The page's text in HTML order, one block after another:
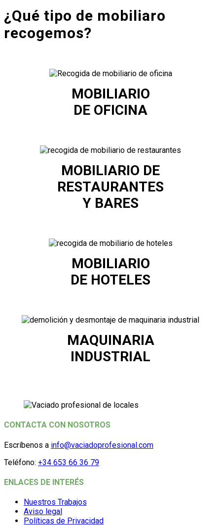
¿Qué tipo de mobiliaro
recogemos?
MOBILIARIO
DE OFICINA
MOBILIARIO DE
RESTAURANTES
Y BARES
MOBILIARIO
DE HOTELES
MAQUINARIA
INDUSTRIAL
CONTACTA CON NOSOTROS
Escríbenos a info@vaciadoprofesional.com
Teléfono: +34 653 66 36 79
ENLACES DE INTERÉS
Nuestros Trabajos
Aviso legal
Políticas de Privacidad